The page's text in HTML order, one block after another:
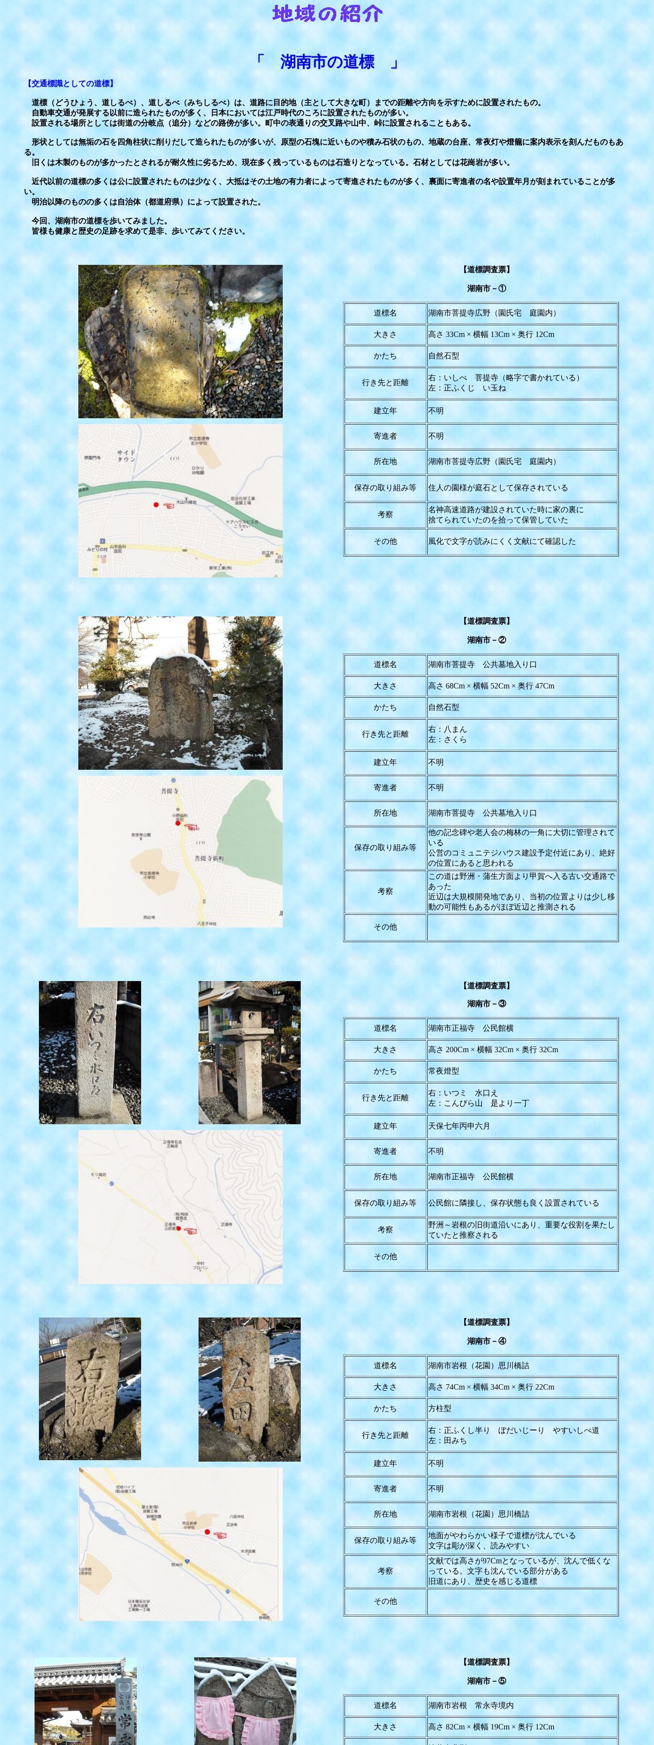
「 湖南市の道標 」
【交通標識としての道標】
道標（どうひょう、道しるべ）、道しるべ（みちしるべ）は、道路に目的地（主として大きな町）までの距離や方向を示すために設置されたもの。
自動車交通が発展する以前に造られたものが多く、日本においては江戸時代のころに設置されたものが多い。
設置される場所としては街道の分岐点（追分）などの路傍が多い。町中の表通りの交叉路や山中、峠に設置されることもある。
形状としては無垢の石を四角柱状に削りだして造られたものが多いが、原型の石塊に近いものや積み石状のもの、地蔵の台座、常夜灯や燈籠に案内表示を刻んだものもあ
る。
旧くは木製のものが多かったとされるが耐久性に劣るため、現在多く残っているものは石造りとなっている。石材としては花崗岩が多い。
近代以前の道標の多くは公に設置されたものは少なく、大抵はその土地の有力者によって寄進されたものが多く、裏面に寄進者の名や設置年月が刻まれていることが多
い。
明治以降のものの多くは自治体（都道府県）によって設置された。
今回、湖南市の道標を歩いてみました。
皆様も健康と歴史の足跡を求めて是非、歩いてみてください。
【道標調査票】
湖南市－①
道標名 湖南市菩提寺広野（園氏宅 庭園内）
大きさ 高さ 33Cm × 横幅 13Cm × 奥行 12Cm
かたち 自然石型
行き先と距離
右：いしべ 菩提寺（略字で書かれている）
左：正ふくじ い玉ね
建立年 不明
寄進者 不明
所在地 湖南市菩提寺広野（園氏宅 庭園内）
保存の取り組み等 住人の園様が庭石として保存されている
考察
名神高速道路が建設されていた時に家の裏に
捨てられていたのを拾って保管していた
その他 風化で文字が読みにくく文献にて確認した
【道標調査票】
湖南市－②
道標名 湖南市菩提寺 公共墓地入り口
大きさ 高さ 68Cm × 横幅 52Cm × 奥行 47Cm
かたち 自然石型
行き先と距離
右：八まん
左：さくら
建立年 不明
寄進者 不明
所在地 湖南市菩提寺 公共墓地入り口
保存の取り組み等
他の記念碑や老人会の梅林の一角に大切に管理されて
いる
公営のコミュニテジハウス建設予定付近にあり、絶好
の位置にあると思われる
考察
この道は野洲・蒲生方面より甲賀へ入る古い交通路で
あった
近辺は大規模開発地であり、当初の位置よりは少し移
動の可能性もあるがほぼ近辺と推測される
その他
【道標調査票】
湖南市－③
道標名 湖南市正福寺 公民館横
大きさ 高さ 200Cm × 横幅 32Cm × 奥行 32Cm
かたち 常夜燈型
行き先と距離
右：いつミ 水口え
左：こんぴら山 是より一丁
建立年 天保七年丙申六月
寄進者 不明
所在地 湖南市正福寺 公民館横
保存の取り組み等 公民館に隣接し、保存状態も良く設置されている
考察
野洲～岩根の旧街道沿いにあり、重要な役割を果たし
ていたと推察される
その他
【道標調査票】
湖南市－④
道標名 湖南市岩根（花園）思川橋詰
大きさ 高さ 74Cm × 横幅 34Cm × 奥行 22Cm
かたち 方柱型
行き先と距離
右：正ふくし半り ぼだいじーり やすいしべ道
左：田みち
建立年 不明
寄進者 不明
所在地 湖南市岩根（花園）思川橋詰
保存の取り組み等
地面がやわらかい様子で道標が沈んでいる
文字は彫が深く、読みやすい
考察
文献では高さが97Cmとなっているが、沈んで低くな
っている。文字も沈んでいる部分がある
旧道にあり、歴史を感じる道標
その他
【道標調査票】
湖南市－⑤
道標名 湖南市岩根 常永寺境内
大きさ 高さ 82Cm × 横幅 19Cm × 奥行 12Cm